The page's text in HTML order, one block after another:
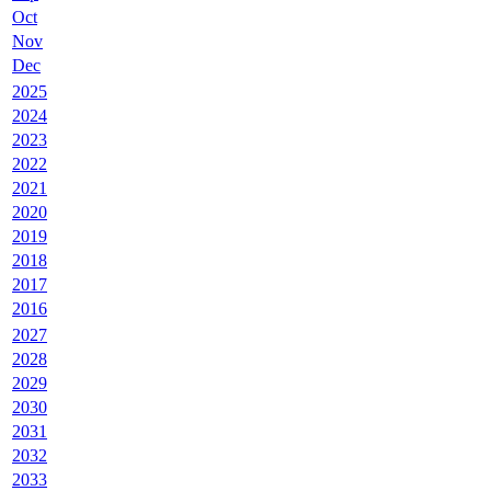
Oct
Nov
Dec
2025
2024
2023
2022
2021
2020
2019
2018
2017
2016
2027
2028
2029
2030
2031
2032
2033